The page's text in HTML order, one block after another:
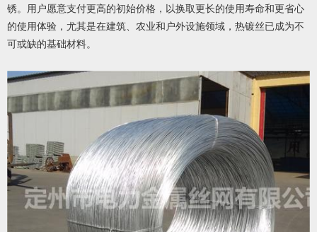
锈。用户愿意支付更高的初始价格，以换取更长的使用寿命和更省心
的使用体验，尤其是在建筑、农业和户外设施领域，热镀丝已成为不
可或缺的基础材料。